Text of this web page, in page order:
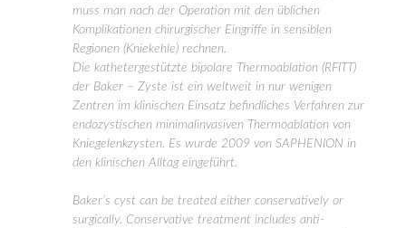
muss man nach der Operation mit den üblichen
Komplikationen chirurgischer Eingriffe in sensiblen
Regionen (Kniekehle) rechnen.
Die kathetergestützte bipolare Thermoablation (RFITT)
der Baker – Zyste ist ein weltweit in nur wenigen
Zentren im klinischen Einsatz befindliches Verfahren zur
endozystischen minimalinvasiven Thermoablation von
Kniegelenkzysten. Es wurde 2009 von SAPHENION in
den klinischen Alltag eingeführt.
Baker’s cyst can be treated either conservatively or
surgically. Conservative treatment includes anti-